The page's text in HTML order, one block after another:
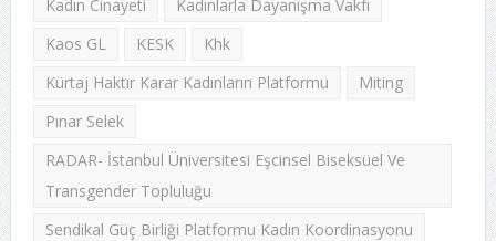
Kadın Cinayeti
Kadınlarla Dayanışma Vakfı
Kaos GL
KESK
Khk
Kürtaj Haktır Karar Kadınların Platformu
Miting
Pınar Selek
RADAR- İstanbul Üniversitesi Eşcinsel Biseksüel Ve
Transgender Topluluğu
Sendikal Güç Birliği Platformu Kadın Koordinasyonu